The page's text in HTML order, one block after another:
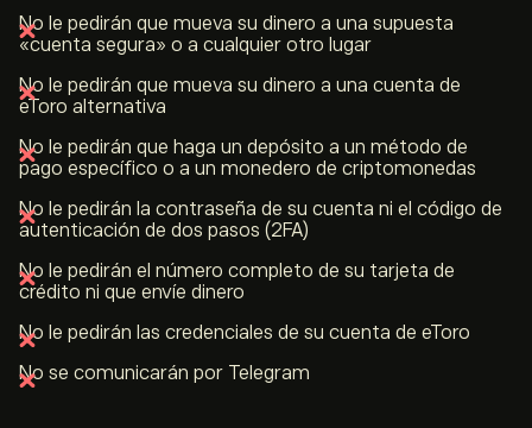
No le pedirán que mueva su dinero a una supuesta
«cuenta segura» o a cualquier otro lugar
No le pedirán que mueva su dinero a una cuenta de
eToro alternativa
No le pedirán que haga un depósito a un método de
pago específico o a un monedero de criptomonedas
No le pedirán la contraseña de su cuenta ni el código de
autenticación de dos pasos (2FA)
No le pedirán el número completo de su tarjeta de
crédito ni que envíe dinero
No le pedirán las credenciales de su cuenta de eToro
No se comunicarán por Telegram